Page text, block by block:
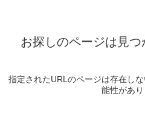
お探しのページは見つ
指定されたURLのページは存在し
能性があり